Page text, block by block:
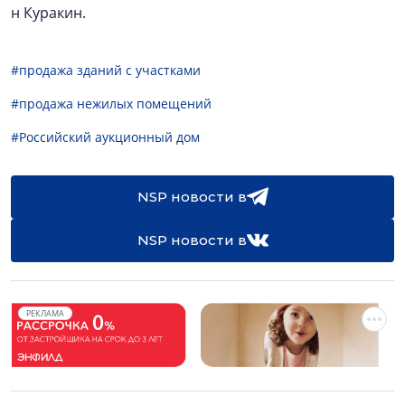
н Куракин.
#продажа зданий с участками
#продажа нежилых помещений
#Российский аукционный дом
NSP новости в
NSP новости в
РЕКЛАМА